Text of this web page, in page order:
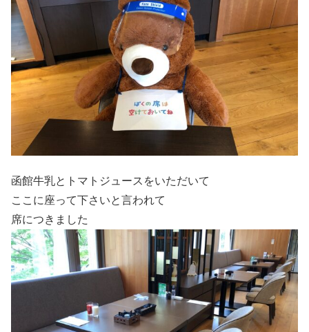
函館牛乳とトマトジュースをいただいて
ここに座って下さいと言われて
席につきました